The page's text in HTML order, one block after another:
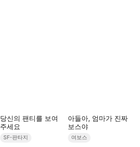
당신의 팬티를 보여
주세요
SF-판타지
아들아, 엄마가 진짜
보스야
여보스